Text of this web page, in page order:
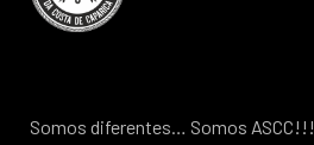
Somos diferentes… Somos ASCC!!!